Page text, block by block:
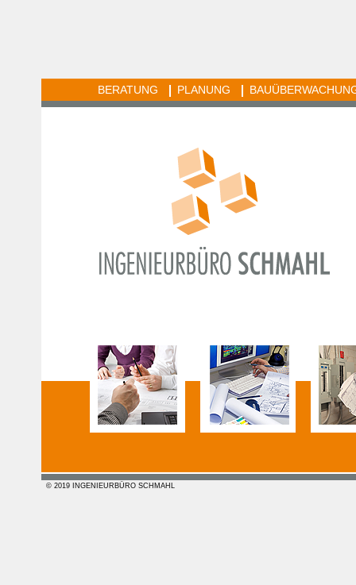
BERATUNG PLANUNG
© 2019 INGENIEURBÜRO SCHMAHL